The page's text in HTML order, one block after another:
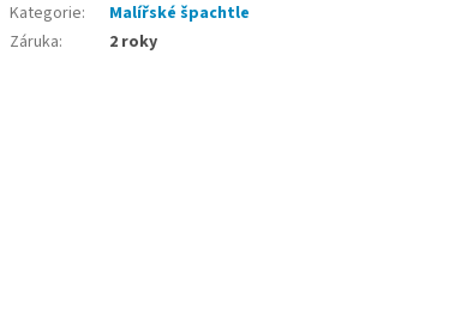
Kategorie:
Malířské špachtle
Záruka: 2 roky